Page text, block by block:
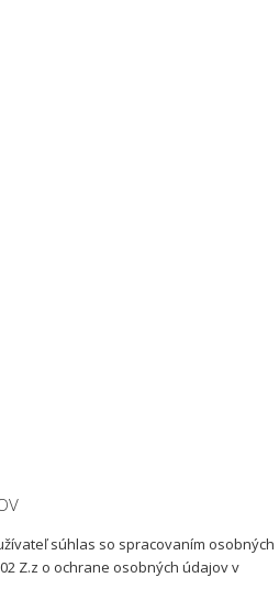
súhlas so spracovaním osobných
Z.z o ochrane osobných údajov v